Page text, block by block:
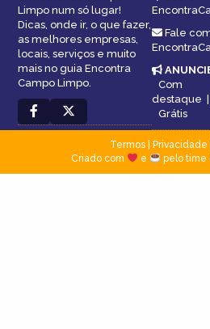
Limpo num só lugar!
Dicas, onde ir, o que fazer,
as melhores empresas,
locais, serviços e muito
mais no guia Encontra
Campo Limpo.
Fale
Com
destaque |
Grátis
Termos| Privacidade
Criado com
e pelo time